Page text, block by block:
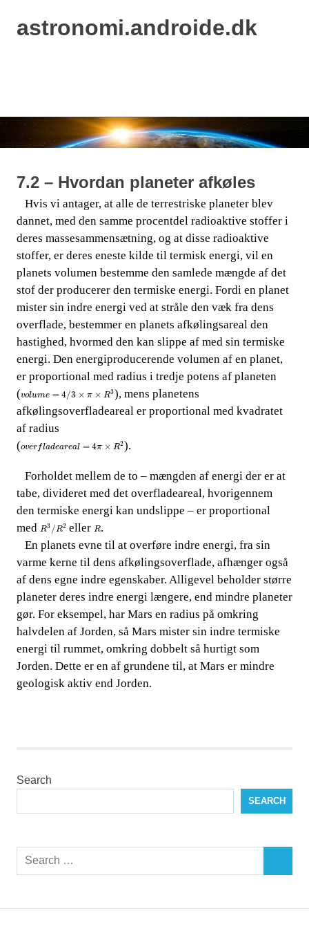
Skip
astronomi.androide.dk
7.2 – Hvordan planeter afkøles
​​ ​​​​ Hvis vi antager, at alle de terrestriske planeter blev
dannet, med den samme procentdel radioaktive stoffer i
deres massesammensætning, og at disse radioaktive
stoffer, er deres​​ eneste kilde til termisk energi, vil en
planets volumen bestemme den samlede mængde af det
stof der producerer den termiske energi. Fordi en planet
mister sin indre energi ved at stråle den væk fra dens
overflade, bestemmer en planets afkølingsareal den
hastighed, hvormed den kan slippe af med sin termiske
energi. Den energiproducerende volumen af en planet,
er proportional med radius i tredje potens af planeten​​
(volume = 4/3 × π × R3
ol 3 ×π
), mens planetens
afkølingsoverfladeareal er proportional med kvadratet
af radius​​
(overfladeareal = 4π × R2
la e =4 R ).
​​ ​​​​ Forholdet mellem de to – mængden af energi der er at
tabe, divideret med det overfladeareal, hvorigennem
den termiske energi kan undslippe – er proportional
med​​ R3 /R2
R3 R2 ​​ eller​​R
R.
En planets evne til at overføre indre energi, fra sin
varme kerne til dens afkølingsoverflade, afhænger også
af dens egne indre egenskaber. Alligevel beholder større
planeter deres indre energi længere, end mindre planeter
gør. For eksempel, har Mars en radius på omkring
halvdelen af Jorden, så Mars mister sin indre termiske
energi til rummet, omkring dobbelt så hurtigt som
Jorden. Dette er en af grundene til, at Mars er mindre
geologisk aktiv end Jorden.
Search
SEARCH
Search